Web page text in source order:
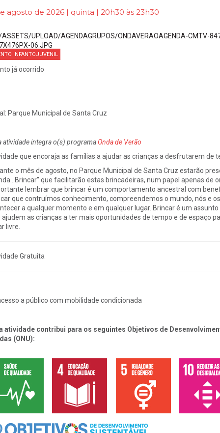
agosto de 2026 | quinta | 20h30 às 23h30
INFANTOJUVENIL
já ocorrido
Parque Municipal de Santa Cruz
atividade integra o(s) programa Onda de Verão
que encoraja as famílias a ajudar as crianças a desfrutarem de
o mês de agosto, no Parque Municipal de Santa Cruz estarão
que facilitarão estas brincadeiras, num papel apenas de
lembrar que brincar é um comportamento ancestral com
que contruímos conhecimento, compreendemos o mundo, nós e
a qualquer momento e em qualquer lugar. Brincar é um
ajudem as crianças a ter mais oportunidades de tempo e de espaço
livre.
Gratuita
a público com mobilidade condicionada
atividade contribui para os seguintes Objetivos de
(ONU):